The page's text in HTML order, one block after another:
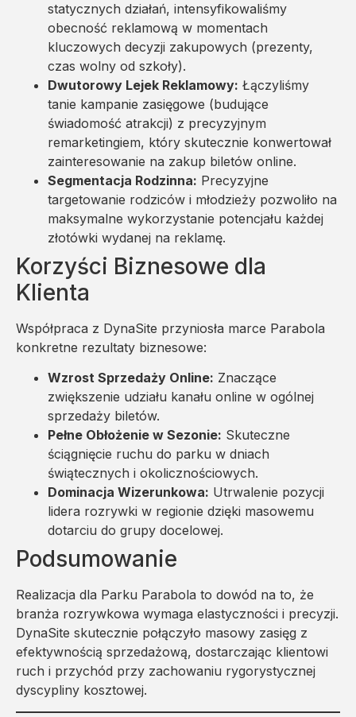
statycznych działań, intensyfikowaliśmy
obecność reklamową w momentach
kluczowych decyzji zakupowych (prezenty,
czas wolny od szkoły).
Dwutorowy Lejek Reklamowy: Łączyliśmy
tanie kampanie zasięgowe (budujące
świadomość atrakcji) z precyzyjnym
remarketingiem, który skutecznie konwertował
zainteresowanie na zakup biletów online.
Segmentacja Rodzinna: Precyzyjne
targetowanie rodziców i młodzieży pozwoliło na
maksymalne wykorzystanie potencjału każdej
złotówki wydanej na reklamę.
Korzyści Biznesowe dla
Klienta
Współpraca z DynaSite przyniosła marce Parabola
konkretne rezultaty biznesowe:
Wzrost Sprzedaży Online: Znaczące
zwiększenie udziału kanału online w ogólnej
sprzedaży biletów.
Pełne Obłożenie w Sezonie: Skuteczne
ściągnięcie ruchu do parku w dniach
świątecznych i okolicznościowych.
Dominacja Wizerunkowa: Utrwalenie pozycji
lidera rozrywki w regionie dzięki masowemu
dotarciu do grupy docelowej.
Podsumowanie
Realizacja dla Parku Parabola to dowód na to, że
branża rozrywkowa wymaga elastyczności i precyzji.
DynaSite skutecznie połączyło masowy zasięg z
efektywnością sprzedażową, dostarczając klientowi
ruch i przychód przy zachowaniu rygorystycznej
dyscypliny kosztowej.